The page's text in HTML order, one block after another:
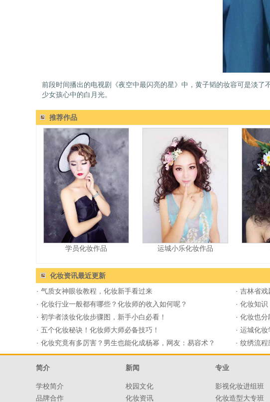
前段时间播出的电视剧《夜空中最闪亮的星》中，黄子韬的妆容可是淡
少女孩心中的白月光。
推荐作品
学员化妆作品 运城小乐化妆作品
化妆资讯最近更新
· 气质女神眼妆教程，化妆新手看过来 · 吉林省戏
· 化妆行业一般都有哪些？化妆师的收入如何呢？ · 化妆知识
· 初学者淡妆化妆步骤图，新手小白必看！ · 化妆也分
· 五个化妆秘诀！化妆师大师必备技巧！ · 运城化妆
· 化妆究竟有多厉害？男生也能化成杨幂，网友：易容术？ · 纹绣流程
简介 新闻 专业
学校简介 校园文化 影视化妆进组班
品牌合作
化妆资讯 化妆造型大专班